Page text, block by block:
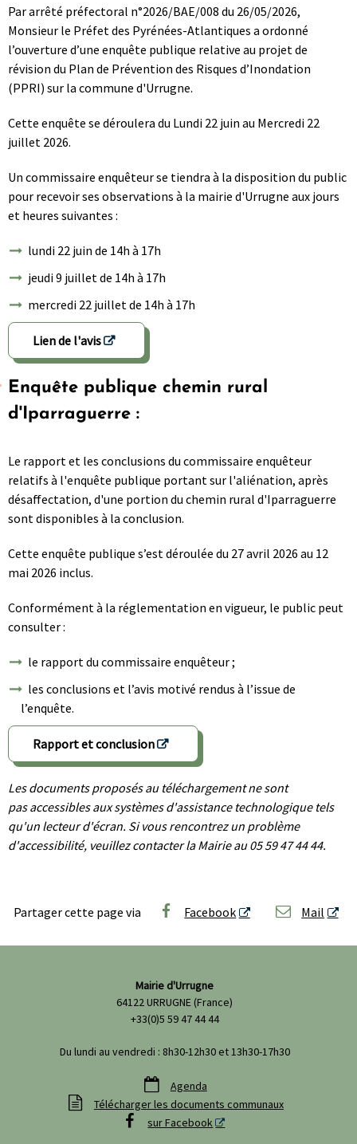
Par arrêté préfectoral n°2026/BAE/008 du 26/05/2026,
Monsieur le Préfet des Pyrénées-Atlantiques a ordonné
l’ouverture d’une enquête publique relative au projet de
révision du Plan de Prévention des Risques d’Inondation
(PPRI) sur la commune d'Urrugne.
Cette enquête se déroulera du Lundi 22 juin au Mercredi 22
juillet 2026.
Un commissaire enquêteur se tiendra à la disposition du public
pour recevoir ses observations à la mairie d'Urrugne aux jours
et heures suivantes :
lundi 22 juin de 14h à 17h
jeudi 9 juillet de 14h à 17h
mercredi 22 juillet de 14h à 17h
Lien de l'avis
Enquête publique chemin rural
d'Iparraguerre :
Le rapport et les conclusions du commissaire enquêteur
relatifs à l'enquête publique portant sur l'aliénation, après
désaffectation, d'une portion du chemin rural d'Iparraguerre
sont disponibles à la conclusion.
Cette enquête publique s’est déroulée du 27 avril 2026 au 12
mai 2026 inclus.
Conformément à la réglementation en vigueur, le public peut
consulter :
le rapport du commissaire enquêteur ;
les conclusions et l’avis motivé rendus à l’issue de
l’enquête.
Rapport et conclusion
Les documents proposés au téléchargement ne sont
pasaccessibles aux systèmes d'assistance technologique tels
qu'un lecteur d'écran. Si vous rencontrez un problème
d'accessibilité, veuillez contacter la Mairie au 05 59 47 44 44.
Partager cette page via Facebook Mail
Mairie d'Urrugne
64122 URRUGNE (France)
+33(0)5 59 47 44 44
Du lundi au vendredi : 8h30-12h30 et 13h30-17h30
 Agenda
 Télécharger les documents communaux
 sur Facebook